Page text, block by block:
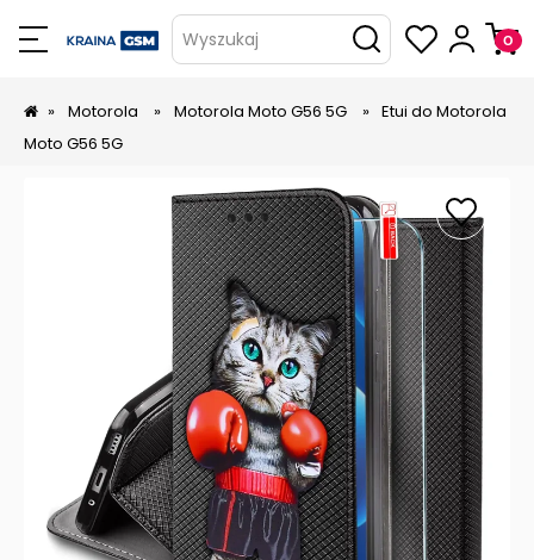
Wyszukaj
» Motorola » Motorola Moto G56 5G » Etui do Motorola
Moto G56 5G